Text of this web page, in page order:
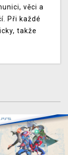
věci a
Při každé
takže